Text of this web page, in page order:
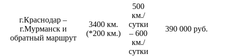
г.Краснодар –
г.Мурманск и
обратный маршрут
3400 км.
(*200 км.)
500
км./
сутки
– 600
км./
сутки
390 000 руб.